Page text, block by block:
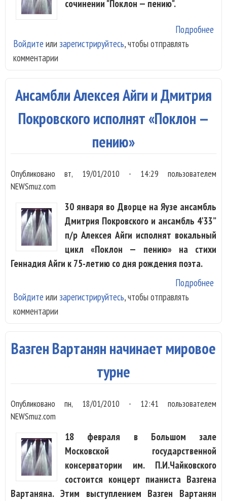
сочинении "Поклон — пению".
Подробнее
Войдите или зарегистрируйтесь, чтобы отправлять
комментарии
Ансамбли Алексея Айги и Дмитрия
Покровского исполнят «Поклон —
пению»
Опубликовановт, 19/01/2010 - 14:29 пользователем
NEWSmuz.com
30 января во Дворце на Яузе ансамбль
Дмитрия Покровского и ансамбль 4'33”
п/р Алексея Айги исполнят вокальный
цикл «Поклон — пению» на стихи
Геннадия Айги к 75-летию со дня рождения поэта.
Подробнее
Войдите или зарегистрируйтесь, чтобы отправлять
комментарии
Вазген Вартанян начинает мировое
турне
Опубликованопн, 18/01/2010 - 12:41 пользователем
NEWSmuz.com
18 февраля в Большом зале
Московской государственной
консерватории им. П.И.Чайковского
состоится концерт пианиста Вазгена
Вартаняна. Этим выступлением Вазген Вартанян